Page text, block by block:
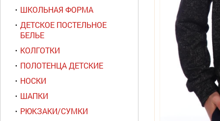
ШКОЛЬНАЯ ФОРМА
ДЕТСКОЕ ПОСТЕЛЬНОЕ
БЕЛЬЕ
КОЛГОТКИ
ПОЛОТЕНЦА ДЕТСКИЕ
НОСКИ
ШАПКИ
РЮКЗАКИ/СУМКИ